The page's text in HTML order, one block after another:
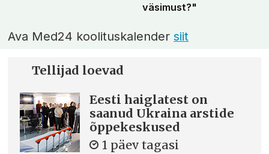
väsimust?"
Ava Med24 koolituskalendersiit
Tellijad loevad
Eesti haiglatest on
saanud Ukraina arstide
õppekeskused
1 päev tagasi